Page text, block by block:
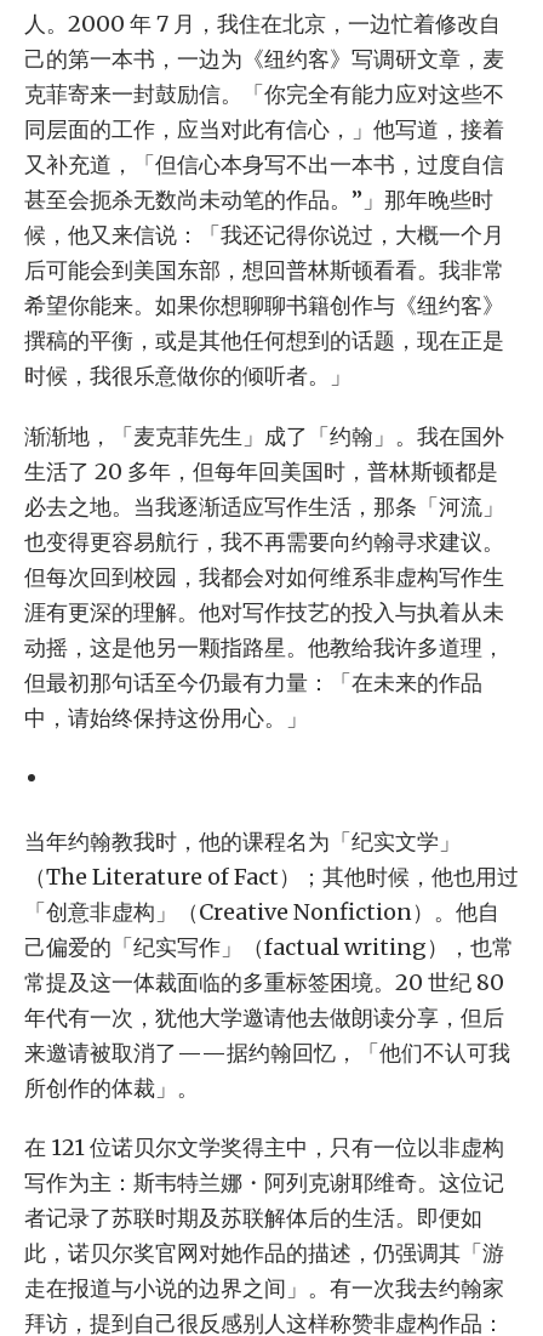
人。2000 年 7 月，我住在北京，一边忙着修改自
己的第一本书，一边为《纽约客》写调研文章，麦
克菲寄来一封鼓励信。「你完全有能力应对这些不
同层面的工作，应当对此有信心，」他写道，接着
又补充道，「但信心本身写不出一本书，过度自信
甚至会扼杀无数尚未动笔的作品。”」那年晚些时
候，他又来信说：「我还记得你说过，大概一个月
后可能会到美国东部，想回普林斯顿看看。我非常
希望你能来。如果你想聊聊书籍创作与《纽约客》
撰稿的平衡，或是其他任何想到的话题，现在正是
时候，我很乐意做你的倾听者。」
渐渐地，「麦克菲先生」成了「约翰」。我在国外
生活了 20 多年，但每年回美国时，普林斯顿都是
必去之地。当我逐渐适应写作生活，那条「河流」
也变得更容易航行，我不再需要向约翰寻求建议。
但每次回到校园，我都会对如何维系非虚构写作生
涯有更深的理解。他对写作技艺的投入与执着从未
动摇，这是他另一颗指路星。他教给我许多道理，
但最初那句话至今仍最有力量：「在未来的作品
中，请始终保持这份用心。」
当年约翰教我时，他的课程名为「纪实文学」
（The Literature of Fact）；其他时候，他也用过
「创意非虚构」（Creative Nonfiction）。他自
己偏爱的「纪实写作」（factual writing），也常
常提及这一体裁面临的多重标签困境。20 世纪 80
年代有一次，犹他大学邀请他去做朗读分享，但后
来邀请被取消了——据约翰回忆，「他们不认可我
所创作的体裁」。
在 121 位诺贝尔文学奖得主中，只有一位以非虚构
写作为主：斯韦特兰娜・阿列克谢耶维奇。这位记
者记录了苏联时期及苏联解体后的生活。即便如
此，诺贝尔奖官网对她作品的描述，仍强调其「游
走在报道与小说的边界之间」。有一次我去约翰家
拜访，提到自己很反感别人这样称赞非虚构作品：